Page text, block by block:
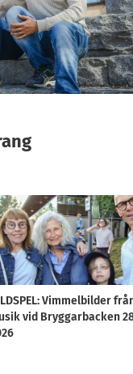
Vimmelbilder
vid Bryggarbacken